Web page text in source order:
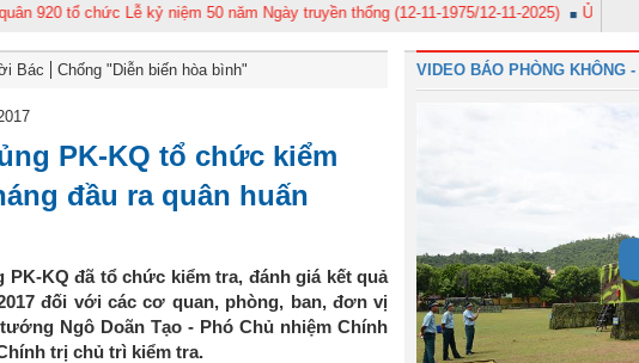
tổ chức Lễ kỷ niệm 50 năm Ngày truyền thống (12-11-1975/12-11-2025) Ủy ban Kiểm
Bác Chống "Diễn biến hòa bình"
PK-KQ tổ chức kiểm
đầu ra quân huấn
PK-KQ đã tổ chức kiểm tra, đánh giá kết quả
đối với các cơ quan, phòng, ban, đơn vị
Ngô Doãn Tạo - Phó Chủ nhiệm Chính
trị chủ trì kiểm tra.
VIDEO BÁO PHÒNG KHÔNG